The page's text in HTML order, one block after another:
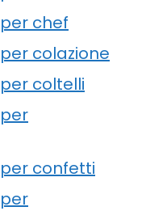
chef
colazione
coltelli
confetti